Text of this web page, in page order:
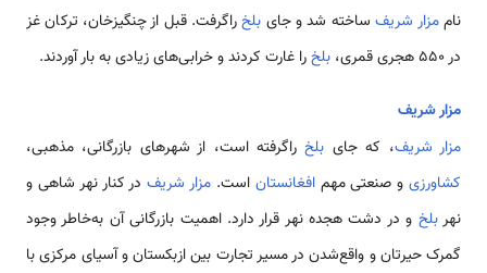
ناممزار شریفساخته شد و جای بلخراگرفت. قبل از چنگیزخان، ترکان غز
در ۵۵۰ هجری قمری،
بلخرا غارت کردند و خرابی‌های زیادی به بار آوردند.
مزار شریف
مزار شریف، که جای بلخراگرفته است، از شهرهای بازرگانی، مذهبی،
کشاورزیو صنعتی مهمافغانستان است. مزار شریفدر کنار نهر شاهی و
نهربلخ و در دشت هجده نهر قرار دارد. اهمیت بازرگانی آن به‌خاطر وجود
گمرک حیرتان و واقع‌شدن در مسیر تجارت بین ازبکستان و آسیای مرکزی با